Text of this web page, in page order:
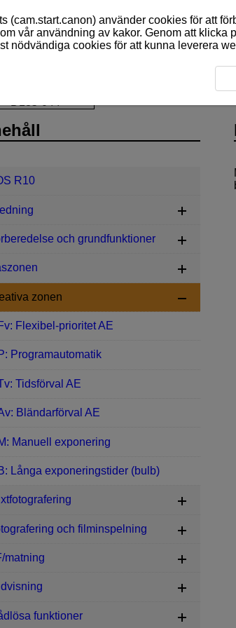
R10
och grundfunktioner
zonen
Fv: Flexibel-prioritet AE
P: Programautomatik
Tidsförval AE
Bländarförval AE
Manuell exponering
B: Långa exponeringstider (bulb)
och filminspelning
matning
funktioner
(cam.start.canon) använder cookies för att
vår användning av kakor. Genom att klicka
nödvändiga cookies för att kunna leverera